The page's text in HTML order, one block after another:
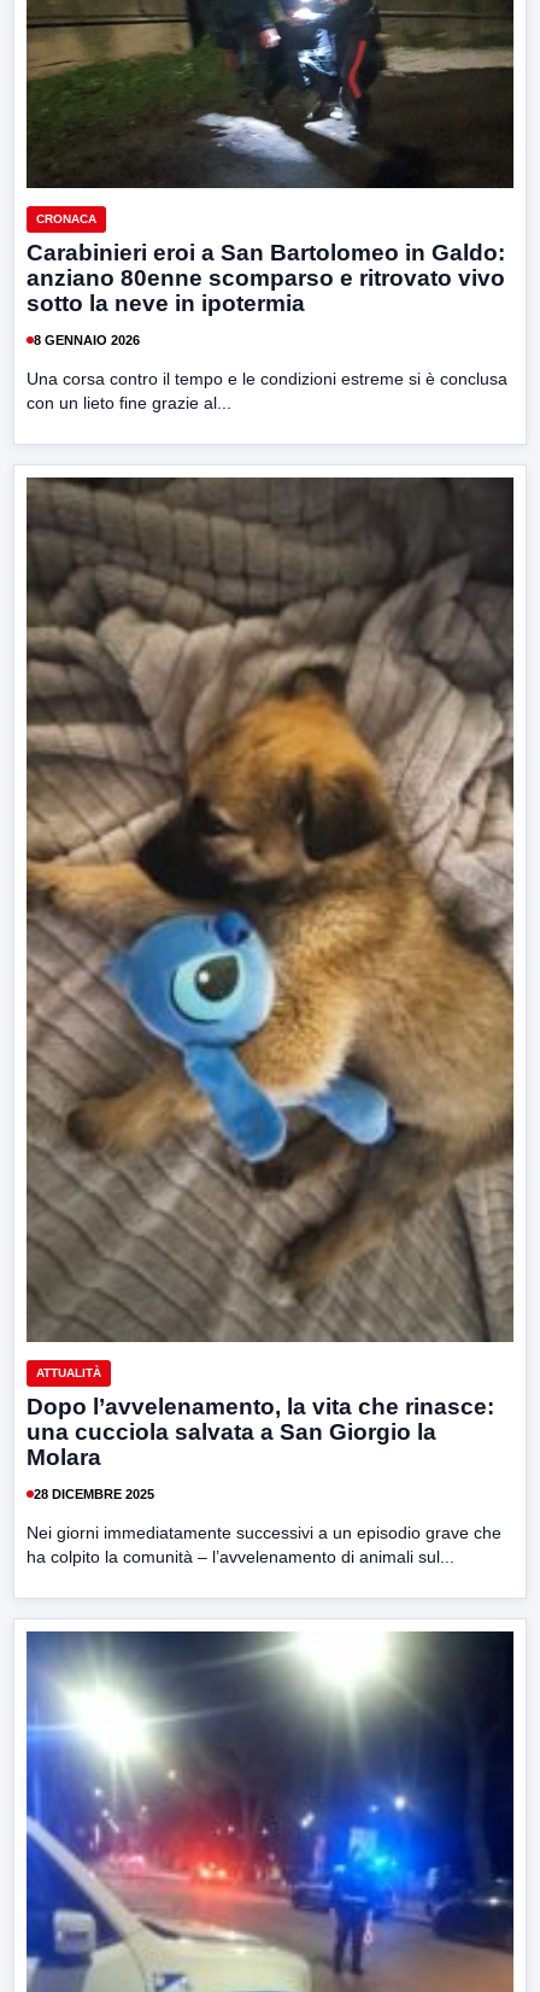
CRONACA
Carabinieri eroi a San Bartolomeo in Galdo:
anziano 80enne scomparso e ritrovato vivo
sotto la neve in ipotermia
8 GENNAIO 2026
Una corsa contro il tempo e le condizioni estreme si è conclusa
con un lieto fine grazie al...
ATTUALITÀ
Dopo l’avvelenamento, la vita che rinasce:
una cucciola salvata a San Giorgio la
Molara
28 DICEMBRE 2025
Nei giorni immediatamente successivi a un episodio grave che
ha colpito la comunità – l’avvelenamento di animali sul...